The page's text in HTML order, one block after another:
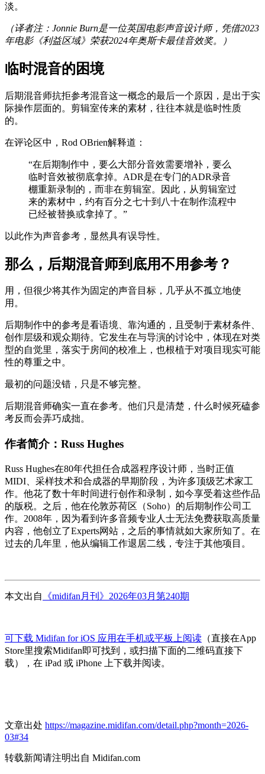
淡。
（译者注：Jonnie Burn是一位英国电影声音设计师，凭借2023
年电影《利益区域》荣获2024年奥斯卡最佳音效奖。）
临时混音的困境
后期混音师抗拒参考混音这一概念的最后一个原因，是出于实
际操作层面的。剪辑室传来的素材，往往本就是临时性质
的。
在评论区中，Rod OBrien解释道：
“在后期制作中，要么大部分音效需要增补，要么
临时音效被彻底拿掉。ADR是在专门的ADR录音
棚重新录制的，而非在剪辑室。因此，从剪辑室过
来的素材中，约有百分之七十到八十在制作流程中
已经被替换或拿掉了。”
以此作为声音参考，显然具有误导性。
那么，后期混音师到底用不用参考？
用，但很少将其作为固定的声音目标，几乎从不孤立地使
用。
后期制作中的参考是看语境、靠沟通的，且受制于素材条件、
创作层级和观众期待。它发生在与导演的讨论中，体现在对类
型的自觉里，落实于房间的校准上，也根植于对项目现实可能
性的尊重之中。
最初的问题没错，只是不够完整。
后期混音师确实一直在参考。他们只是清楚，什么时候死磕参
考反而会弄巧成拙。
作者简介：Russ Hughes
Russ Hughes在80年代担任合成器程序设计师，当时正值
MIDI、采样技术和合成器的早期阶段，为许多顶级艺术家工
作。他花了数十年时间进行创作和录制，如今享受着这些作品
的版税。之后，他在伦敦苏荷区（Soho）的后期制作公司工
作。2008年，因为看到许多音频专业人士无法免费获取高质量
内容，他创立了Experts网站，之后的事情就如大家所知了。在
过去的几年里，他从编辑工作退居二线，专注于其他项目。
本文出自 《midifan月刊》2026年03月第240期
可下载 Midifan for iOS 应用在手机或平板上阅读 （直接在App
Store里搜索Midifan即可找到，或扫描下面的二维码直接下
载），在 iPad 或 iPhone 上下载并阅读。
文章出处 https://magazine.midifan.com/detail.php?month=2026-
03#34
转载新闻请注明出自 Midifan.com